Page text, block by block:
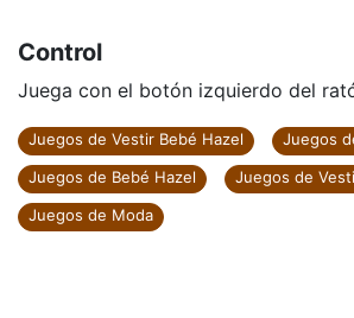
Control
Juega con el botón izquierdo del
Juegos de Vestir Bebé Hazel
Juegos
Juegos de Bebé Hazel
Juegos de
Juegos de Moda